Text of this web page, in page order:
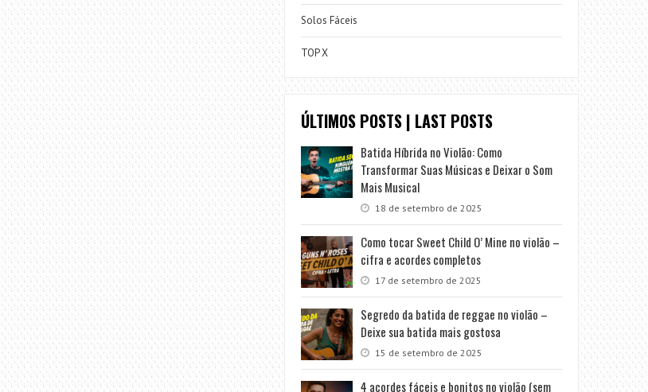
Solos Fáceis
TOP X
ÚLTIMOS POSTS | LAST POSTS
Batida Híbrida no Violão: Como
Transformar Suas Músicas e Deixar o Som
Mais Musical
18 de setembro de 2025
Como tocar Sweet Child O’ Mine no violão –
cifra e acordes completos
17 de setembro de 2025
Segredo da batida de reggae no violão –
Deixe sua batida mais gostosa
15 de setembro de 2025
4 acordes fáceis e bonitos no violão (sem